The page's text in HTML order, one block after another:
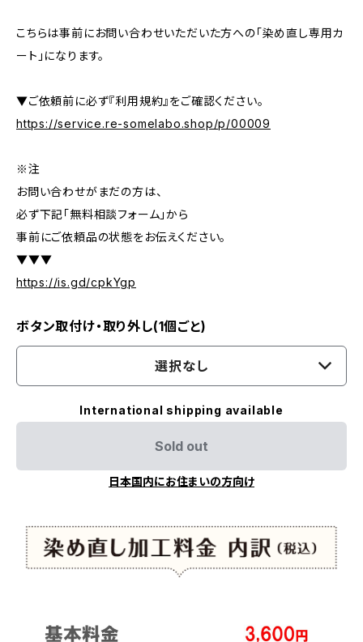
こちらは事前にお問い合わせいただいた方への「染め直し専用カ
ート」になります。
▼ご依頼前に必ず『利用規約』をご確認ください。
https://service.re-somelabo.shop/p/00009
※注
お問い合わせがまだの方は、
必ず下記「無料相談フォーム」から
事前にご依頼品の状態をお伝えください。
▼▼▼
https://is.gd/cpkYgp
ボタン取付け・取り外し(1個ごと)
選択なし
International shipping available
Sold out
日本国内にお住まいの方向け